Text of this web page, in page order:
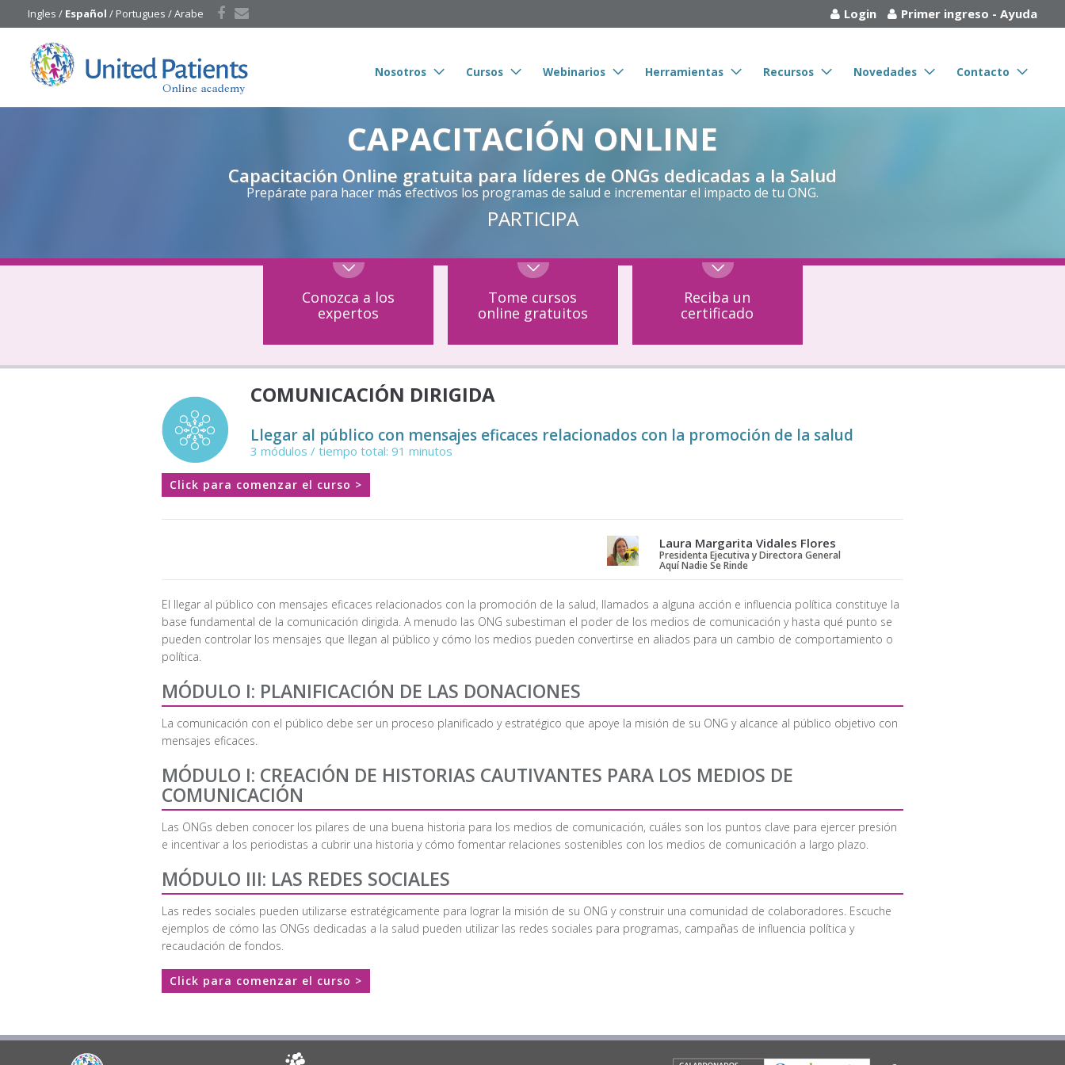
Ingles / Español / Portugues / Arabe Login Primer ingreso - Ayuda
Nosotros Cursos Webinarios Herramientas Recursos Novedades Contacto
CAPACITACIÓN ONLINE
Capacitación Online gratuita para líderes de ONGs dedicadas a la Salud
Prepárate para hacer más efectivos los programas de salud e incrementar el impacto de tu ONG.
PARTICIPA
Conozca a los
expertos
Tome cursos
online gratuitos
Reciba un
certificado
COMUNICACIÓN DIRIGIDA
Llegar al público con mensajes eficaces relacionados con la promoción de la salud
3 módulos / tiempo total: 91 minutos
Click para comenzar el curso >
Laura Margarita Vidales Flores
Presidenta Ejecutiva y Directora General
Aquí Nadie Se Rinde
El llegar al público con mensajes eficaces relacionados con la promoción de la salud, llamados a alguna acción e influencia política constituye la
base fundamental de la comunicación dirigida. A menudo las ONG subestiman el poder de los medios de comunicación y hasta qué punto se
pueden controlar los mensajes que llegan al público y cómo los medios pueden convertirse en aliados para un cambio de comportamiento o
política.
MÓDULO I: PLANIFICACIÓN DE LAS DONACIONES
La comunicación con el público debe ser un proceso planificado y estratégico que apoye la misión de su ONG y alcance al público objetivo con
mensajes eficaces.
MÓDULO I: CREACIÓN DE HISTORIAS CAUTIVANTES PARA LOS MEDIOS DE
COMUNICACIÓN
Las ONGs deben conocer los pilares de una buena historia para los medios de comunicación, cuáles son los puntos clave para ejercer presión
e incentivar a los periodistas a cubrir una historia y cómo fomentar relaciones sostenibles con los medios de comunicación a largo plazo.
MÓDULO III: LAS REDES SOCIALES
Las redes sociales pueden utilizarse estratégicamente para lograr la misión de su ONG y construir una comunidad de colaboradores. Escuche
ejemplos de cómo las ONGs dedicadas a la salud pueden utilizar las redes sociales para programas, campañas de influencia política y
recaudación de fondos.
Click para comenzar el curso >